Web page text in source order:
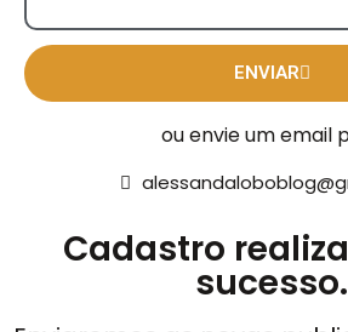
ENVIAR
ou envie um email
Cadastro
sucesso.